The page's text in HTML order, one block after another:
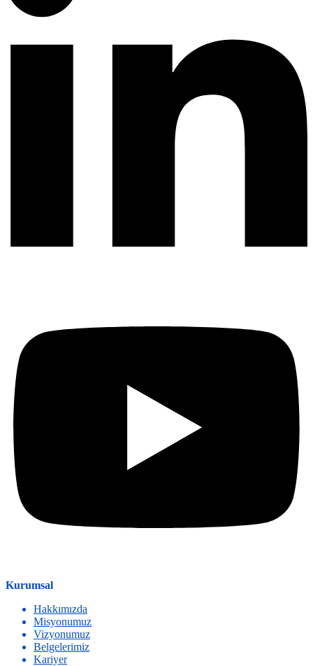
Kurumsal
Hakkımızda
Misyonumuz
Vizyonumuz
Belgelerimiz
Kariyer